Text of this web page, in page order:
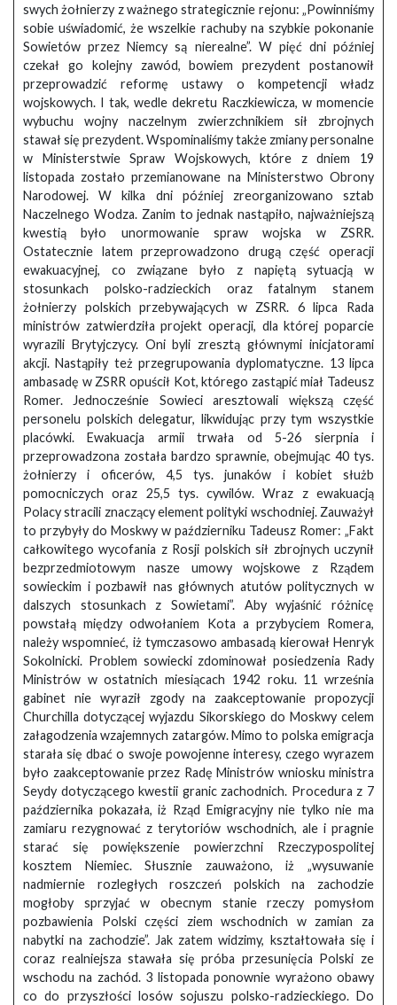
swych żołnierzy z ważnego strategicznie rejonu: „Powinniśmy
sobie uświadomić, że wszelkie rachuby na szybkie pokonanie
Sowietów przez Niemcy są nierealne”. W pięć dni później
czekał go kolejny zawód, bowiem prezydent postanowił
przeprowadzić reformę ustawy o kompetencji władz
wojskowych. I tak, wedle dekretu Raczkiewicza, w momencie
wybuchu wojny naczelnym zwierzchnikiem sił zbrojnych
stawał się prezydent. Wspominaliśmy także zmiany personalne
w Ministerstwie Spraw Wojskowych, które z dniem 19
listopada zostało przemianowane na Ministerstwo Obrony
Narodowej. W kilka dni później zreorganizowano sztab
Naczelnego Wodza. Zanim to jednak nastąpiło, najważniejszą
kwestią było unormowanie spraw wojska w ZSRR.
Ostatecznie latem przeprowadzono drugą część operacji
ewakuacyjnej, co związane było z napiętą sytuacją w
stosunkach polsko-radzieckich oraz fatalnym stanem
żołnierzy polskich przebywających w ZSRR. 6 lipca Rada
ministrów zatwierdziła projekt operacji, dla której poparcie
wyrazili Brytyjczycy. Oni byli zresztą głównymi inicjatorami
akcji. Nastąpiły też przegrupowania dyplomatyczne. 13 lipca
ambasadę w ZSRR opuścił Kot, którego zastąpić miał Tadeusz
Romer. Jednocześnie Sowieci aresztowali większą część
personelu polskich delegatur, likwidując przy tym wszystkie
placówki. Ewakuacja armii trwała od 5-26 sierpnia i
przeprowadzona została bardzo sprawnie, obejmując 40 tys.
żołnierzy i oficerów, 4,5 tys. junaków i kobiet służb
pomocniczych oraz 25,5 tys. cywilów. Wraz z ewakuacją
Polacy stracili znaczący element polityki wschodniej. Zauważył
to przybyły do Moskwy w październiku Tadeusz Romer: „Fakt
całkowitego wycofania z Rosji polskich sił zbrojnych uczynił
bezprzedmiotowym nasze umowy wojskowe z Rządem
sowieckim i pozbawił nas głównych atutów politycznych w
dalszych stosunkach z Sowietami”. Aby wyjaśnić różnicę
powstałą między odwołaniem Kota a przybyciem Romera,
należy wspomnieć, iż tymczasowo ambasadą kierował Henryk
Sokolnicki. Problem sowiecki zdominował posiedzenia Rady
Ministrów w ostatnich miesiącach 1942 roku. 11 września
gabinet nie wyraził zgody na zaakceptowanie propozycji
Churchilla dotyczącej wyjazdu Sikorskiego do Moskwy celem
załagodzenia wzajemnych zatargów. Mimo to polska emigracja
starała się dbać o swoje powojenne interesy, czego wyrazem
było zaakceptowanie przez Radę Ministrów wniosku ministra
Seydy dotyczącego kwestii granic zachodnich. Procedura z 7
października pokazała, iż Rząd Emigracyjny nie tylko nie ma
zamiaru rezygnować z terytoriów wschodnich, ale i pragnie
starać się powiększenie powierzchni Rzeczypospolitej
kosztem Niemiec. Słusznie zauważono, iż „wysuwanie
nadmiernie rozległych roszczeń polskich na zachodzie
mogłoby sprzyjać w obecnym stanie rzeczy pomysłom
pozbawienia Polski części ziem wschodnich w zamian za
nabytki na zachodzie”. Jak zatem widzimy, kształtowała się i
coraz realniejsza stawała się próba przesunięcia Polski ze
wschodu na zachód. 3 listopada ponownie wyrażono obawy
co do przyszłości losów sojuszu polsko-radzieckiego. Do